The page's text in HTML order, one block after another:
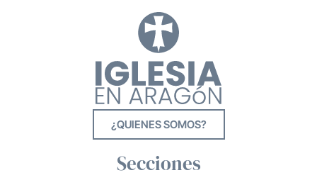
¿QUIENES SOMOS?
Secciones